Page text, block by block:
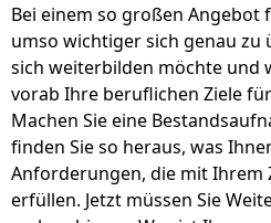
Bei einem so großen Angebot
umso wichtiger sich genau zu
sich weiterbilden möchte und
vorab Ihre beruflichen Ziele
Machen Sie eine
finden Sie so heraus, was
Anforderungen, die mit Ihrem
erfüllen. Jetzt müssen Sie